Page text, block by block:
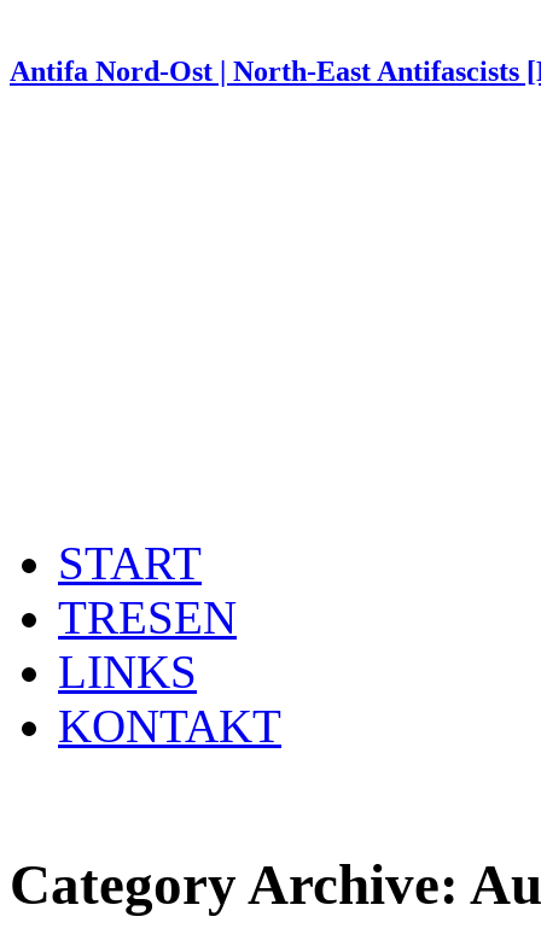
Antifa Nord-Ost | North-East Antifascists
START
TRESEN
LINKS
KONTAKT
Category Archive: